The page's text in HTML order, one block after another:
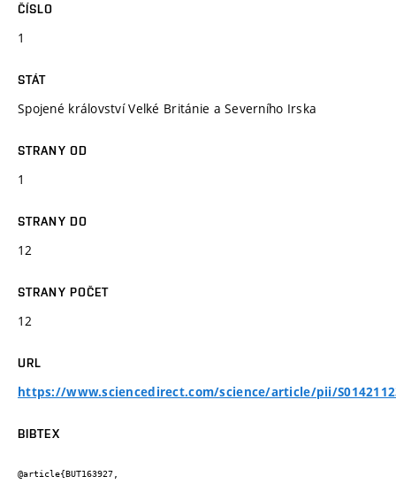
ČÍSLO
1
STÁT
Spojené království Velké Británie a Severního Irska
STRANY OD
1
STRANY DO
12
STRANY POČET
12
URL
https://www.sciencedirect.com/science/article/pii/
BIBTEX
@article{BUT163927,